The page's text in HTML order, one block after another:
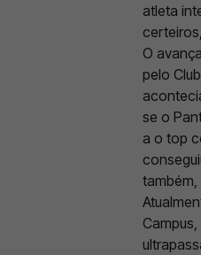
atleta
O
pelo
se o
a o top